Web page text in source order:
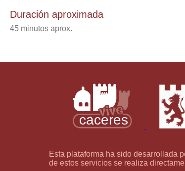
Duración aproximada
45 minutos aprox.
Esta plataforma ha sido desarrollada
de estos servicios se realiza